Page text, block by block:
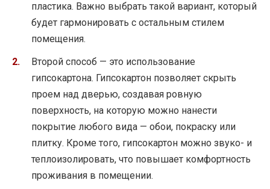
пластика. Важно выбрать такой вариант, который
будет гармонировать с остальным стилем
помещения.
Второй способ — это использование
гипсокартона. Гипсокартон позволяет скрыть
проем над дверью, создавая ровную
поверхность, на которую можно нанести
покрытие любого вида — обои, покраску или
плитку. Кроме того, гипсокартон можно звуко- и
теплоизолировать, что повышает комфортность
проживания в помещении.